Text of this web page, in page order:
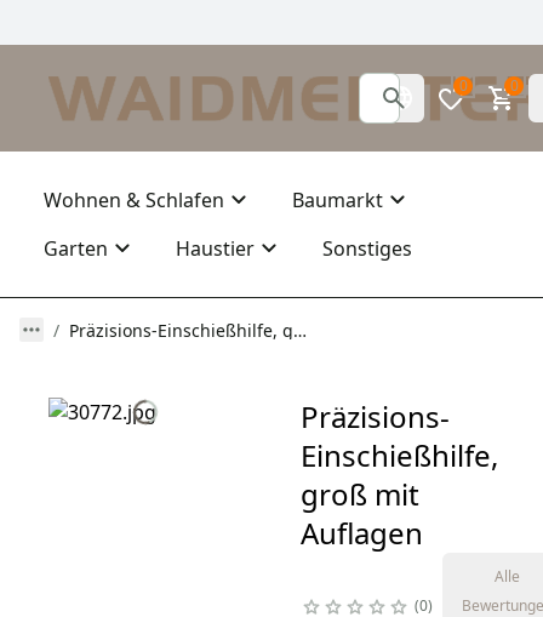
0 0
Wohnen & Schlafen
Baumarkt
Garten
Haustier Sonstiges
Präzisions-Einschießhilfe, groß mit Auflagen
Präzisions-
Einschießhilfe,
groß mit
Auflagen
0
Alle